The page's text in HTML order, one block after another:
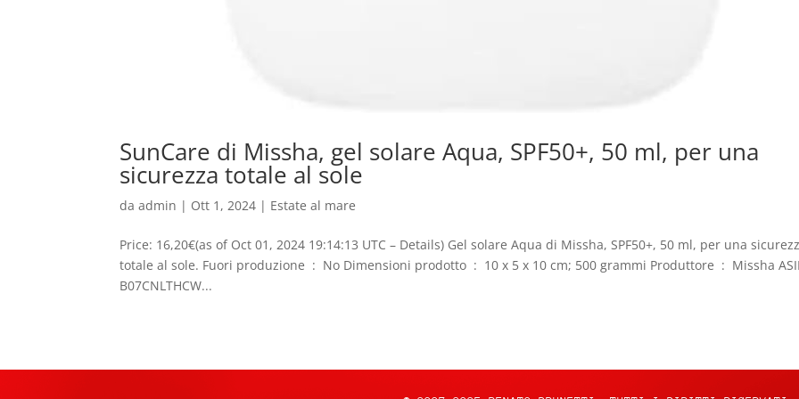
SunCare di Missha, gel solare Aqua, SPF50+, 50 ml, per una
sicurezza totale al sole
daadmin | Ott 1, 2024 | Estate al mare
Price: 16,20€(as of Oct 01, 2024 19:14:13 UTC – Details) Gel solare Aqua di Missha, SPF50+, 50 ml, per una
totale al sole. Fuori produzione ‏ : ‎ No Dimensioni prodotto ‏ : ‎ 10 x 5 x 10 cm; 500 grammi Produttore ‏ : ‎ Missha ASIN ‏ : ‎
B07CNLTHCW...